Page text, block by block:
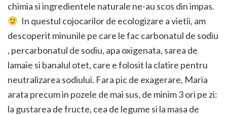
chimia si ingredientele naturale ne-au scos din impas.
In questul cojocarilor de ecologizare a vietii, am
descoperit minunile pe care le fac carbonatul de sodiu
, percarbonatul de sodiu, apa oxigenata, sarea de
lamaie si banalul otet, care e folosit la clatire pentru
neutralizarea sodiului. Fara pic de exagerare, Maria
arata precum in pozele de mai sus, de minim 3 ori pe zi:
la gustarea de fructe, cea de legume si la masa de